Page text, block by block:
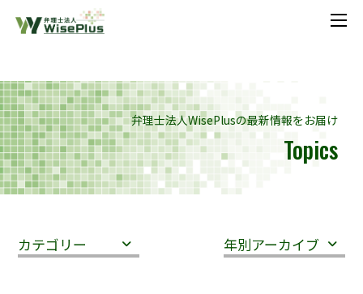
メニ
弁理士法人WisePlusの最新情報をお届け
Topics
カテゴリー 年別アーカイブ